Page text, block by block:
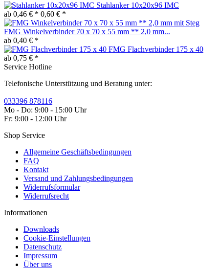
Stahlanker 10x20x96 IMC
ab 0,46 € * 0,60 € *
FMG Winkelverbinder 70 x 70 x 55 mm ** 2,0 mm...
ab 0,40 € *
FMG Flachverbinder 175 x 40
ab 0,75 € *
Service Hotline
Telefonische Unterstützung und Beratung unter:
033396 878116
Mo - Do: 9:00 - 15:00 Uhr
Fr: 9:00 - 12:00 Uhr
Shop Service
Allgemeine Geschäftsbedingungen
FAQ
Kontakt
Versand und Zahlungsbedingungen
Widerrufsformular
Widerrufsrecht
Informationen
Downloads
Cookie-Einstellungen
Datenschutz
Impressum
Über uns